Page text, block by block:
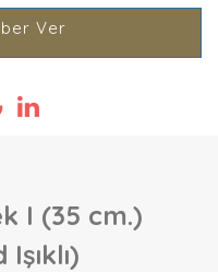
Ver
I (35 cm.)